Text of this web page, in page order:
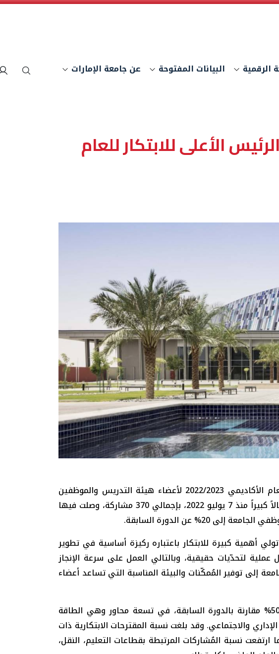
الرقمية البيانات المفتوحة عن جامعة الإمارات
الأعلى للابتكار للعام
أطلقت جامعة الإمارات العربية المتحدة الدورة الثامنة من جائزة الرئيس الأعلى للابتكار للعام الأكاديمي 2022/2023 لأعضاء هيئة التدريس والموظفين
والطلبة، وذلك لتحفيز وتعزيز بيئة الابتكار في الجامعة. وشهد الموقع الرسمي للمسابقة إقبالاً كبيراً منذ 7 يوليو 2022، بإجمالي 370 مشاركة، وصلت فيها
أهمية كبيرة للابتكار باعتباره ركيزة أساسية في تطوير
لتحدّيات حقيقية، وبالتالي العمل على سرعة الإنجاز
إلى توفير المُمكّنات والبيئة المناسبة التي تساعد أعضاء
وأكد الدكتور أحمد مراد بأن الجائزة استلمت 146 مقترحاً ابتكارياً، وهو ما يعادل أكثر من 50% مقارنة بالدورة السابقة، في تسعة محاور وهي الطاقة
والاجتماعي. وقد بلغت نسبة المقترحات الابتكارية ذات
المتجددة 20%، بينما تُقدّر نسبة المقترحات المرتبطة بالصحة بـ 20%. كما ارتفعت نسبة المُشاركات المرتبطة بقطاعات التعليم، النقل،